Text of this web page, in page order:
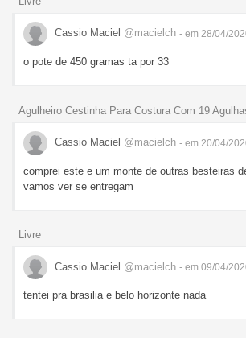
Cassio Maciel @macielch - em 28/04/
o pote de 450 gramas ta por 33
Agulheiro Cestinha Para Costura Com 19
Cassio Maciel @macielch - em 20/04/
comprei este e um monte de outras besteiras
vamos ver se entregam
Livre
Cassio Maciel @macielch - em 09/04/
tentei pra brasilia e belo horizonte nada